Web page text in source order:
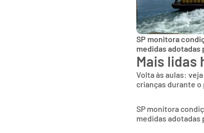
SP monitora
medidas adotadas
Mais lidas
Volta às aulas:
crianças durante
SP monitora
medidas adotadas